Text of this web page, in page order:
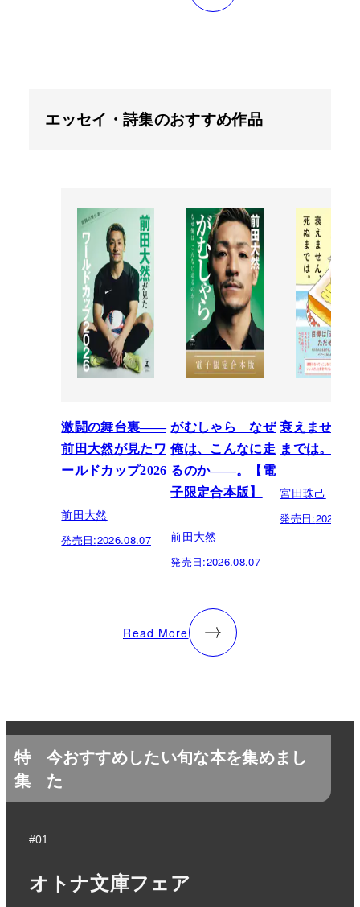
エッセイ・詩集のおすすめ作品
激闘の舞台裏――
前田大然が見たワ
ールドカップ2026
前田大然
発売日:2026.08.07
がむしゃら なぜ
俺は、こんなに走
るのか——。【電
子限定合本版】
前田大然
発売日:2026.08.07
衰えません
までは。
宮田珠己
発売日:
Read More
特
集
今おすすめしたい旬な本を集めまし
た
#01
オトナ文庫フェア